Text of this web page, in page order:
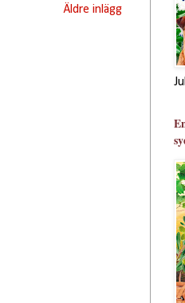
Äldre inlägg